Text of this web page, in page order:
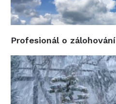
Profesionál o zálohování